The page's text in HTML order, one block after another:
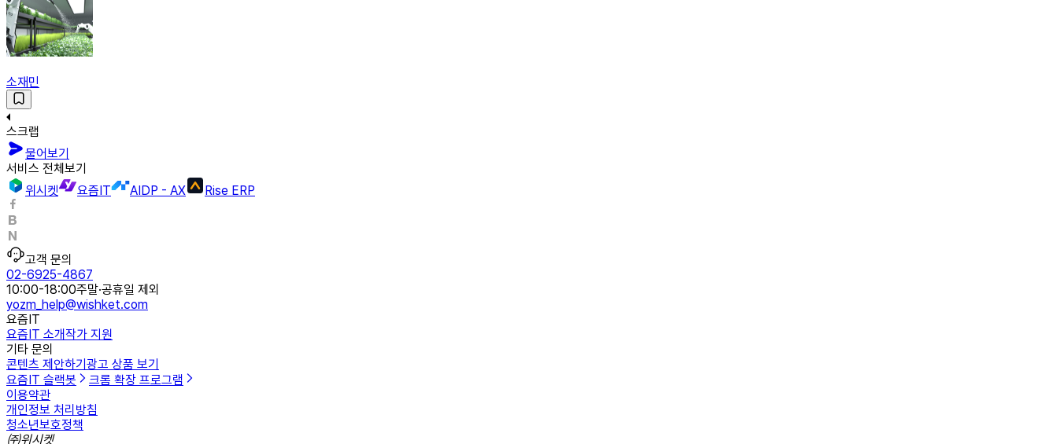
소재민
스크랩
물어보기
서비스 전체보기
위시켓
요즘IT AIDP - AX Rise ERP
고객 문의
02-6925-4867
10:00-18:00주말·공휴일 제외
yozm_help@wishket.com
요즘IT
요즘IT 소개작가 지원
기타 문의
콘텐츠 제안하기 광고 상품 보기
요즘IT 슬랙봇
크롬 확장 프로그램
이용약관
개인정보 처리방침
청소년보호정책
㈜위시켓